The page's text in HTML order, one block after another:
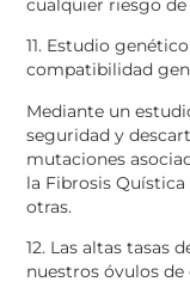
cualquier riesgo
11. Estudio
compatibilidad
Mediante un
seguridad y
mutaciones
la Fibrosis
otras.
12. Las altas tasas
nuestros óvulos